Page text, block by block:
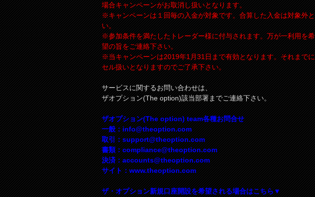
場合キャンペーンがお取消し扱いとなります。
※キャンペーンは１回毎の入金が対象です。合算した入金は対象外
い。
※参加条件を満たしたトレーダー様に付与されます。万が一利用を
望の旨をご連絡下さい。
※当キャンペーンは2019年1月31日まで有効となります。それまで
セル扱いとなりますのでご了承下さい。
サービスに関するお問い合わせは、
ザオプション(The option)該当部署までご連絡下さい。
ザオプション(The option) team各種お問合せ
一般：info@theoption.com
取引：support@theoption.com
書類：compliance@theoption.com
決済：accounts@theoption.com
サイト：www.theoption.com
ザ・オプション新規口座開設を希望される場合はこちら▼